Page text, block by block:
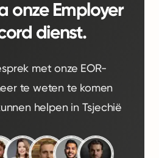
onze Employer
dienst.
met onze EOR-
te weten te komen
helpen in Tsjechië